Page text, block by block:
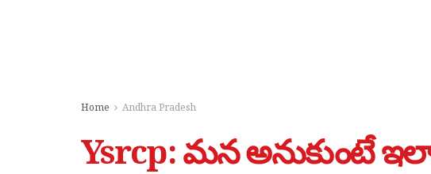
Home Andhra Pradesh
Ysrcp: మన అనుకుంటే